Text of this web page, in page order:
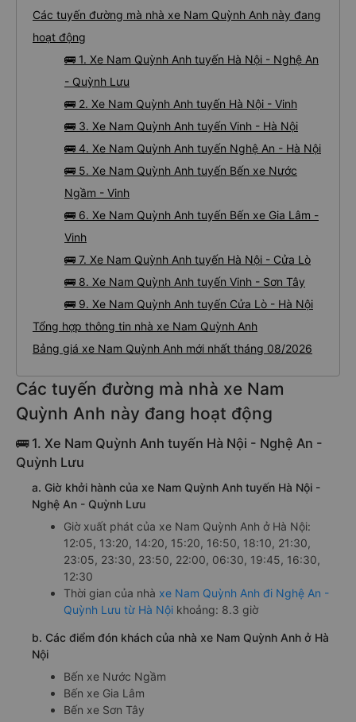
Các tuyến đường mà nhà xe Nam Quỳnh Anh này đang
hoạt động
🚌 1. Xe Nam Quỳnh Anh tuyến Hà Nội - Nghệ An
- Quỳnh Lưu
🚌 2. Xe Nam Quỳnh Anh tuyến Hà Nội - Vinh
🚌 3. Xe Nam Quỳnh Anh tuyến Vinh - Hà Nội
🚌 4. Xe Nam Quỳnh Anh tuyến Nghệ An - Hà Nội
🚌 5. Xe Nam Quỳnh Anh tuyến Bến xe Nước
Ngầm - Vinh
🚌 6. Xe Nam Quỳnh Anh tuyến Bến xe Gia Lâm -
Vinh
🚌 7. Xe Nam Quỳnh Anh tuyến Hà Nội - Cửa Lò
🚌 8. Xe Nam Quỳnh Anh tuyến Vinh - Sơn Tây
🚌 9. Xe Nam Quỳnh Anh tuyến Cửa Lò - Hà Nội
Tổng hợp thông tin nhà xe Nam Quỳnh Anh
Bảng giá xe Nam Quỳnh Anh mới nhất tháng 08/2026
Các tuyến đường mà nhà xe Nam
Quỳnh Anh này đang hoạt động
🚌 1. Xe Nam Quỳnh Anh tuyến Hà Nội - Nghệ An -
Quỳnh Lưu
a. Giờ khởi hành của xe Nam Quỳnh Anh tuyến Hà Nội -
Nghệ An - Quỳnh Lưu
Giờ xuất phát của xe Nam Quỳnh Anh ở Hà Nội:
12:05, 13:20, 14:20, 15:20, 16:50, 18:10, 21:30,
23:05, 23:30, 23:50, 22:00, 06:30, 19:45, 16:30,
12:30
Thời gian của nhà xe Nam Quỳnh Anh đi Nghệ An -
Quỳnh Lưu từ Hà Nội khoảng: 8.3 giờ
b. Các điểm đón khách của nhà xe Nam Quỳnh Anh ở Hà
Nội
Bến xe Nước Ngầm
Bến xe Gia Lâm
Bến xe Sơn Tây